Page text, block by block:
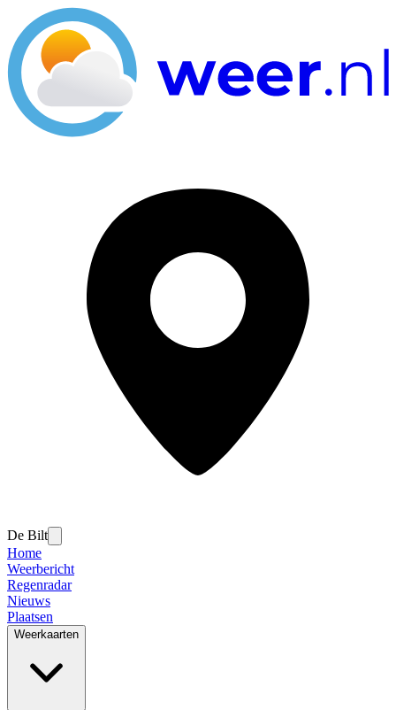
De Bilt
Home
Weerbericht
Regenradar
Nieuws
Plaatsen
Weerkaarten